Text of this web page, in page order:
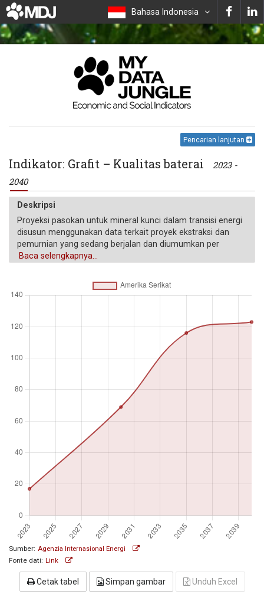
Bahasa Indonesia
Pencarian lanjutan
Indikator: Grafit – Kualitas baterai
2023 -
2040
Deskripsi
Proyeksi pasokan untuk mineral kunci dalam transisi energi
disusun menggunakan data terkait proyek ekstraksi dan
pemurnian yang sedang berjalan dan diumumkan per
negara. "Base case" (kt) dinilai berdasarkan probabilitas
status pendanaan, perizinan, dan studi kelayakan.
Satuan pengukuran
Baca selengkapnya...
Sumber: Agenzia Internasional Energi
Fonte dati: Link
Cetak tabel Simpan gambar Unduh Excel